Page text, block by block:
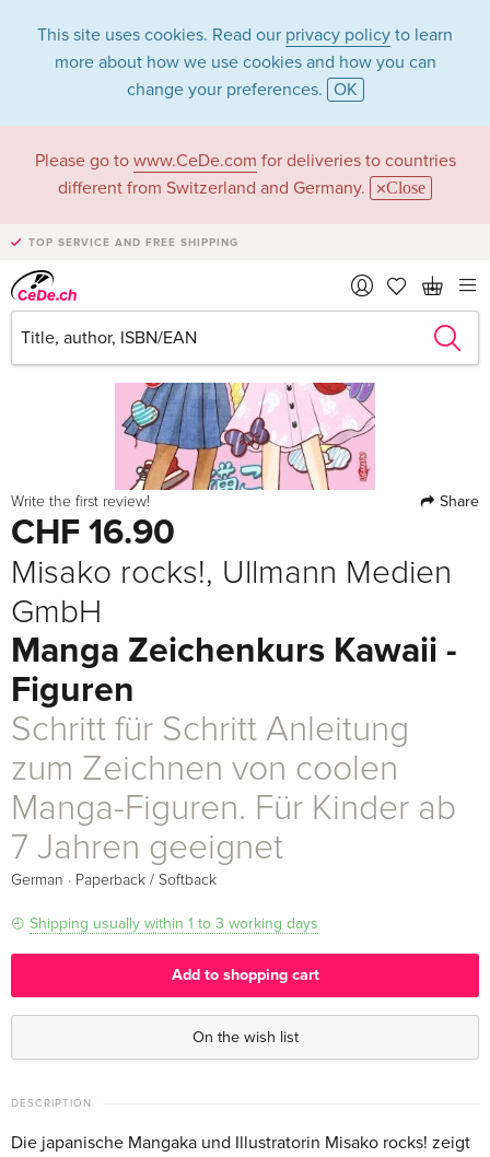
This site uses cookies. Read our privacy policy to learn
more about how we use cookies and how you can
change your preferences. OK
Please go to www.CeDe.com for deliveries to countries
different from Switzerland and Germany.
Close
TOP SERVICE AND FREE SHIPPING
Write the first review! Share
CHF 16.90
Misako rocks!, Ullmann Medien
GmbH
Manga Zeichenkurs Kawaii -
Figuren
Schritt für Schritt Anleitung
zum Zeichnen von coolen
Manga-Figuren. Für Kinder ab
7 Jahren geeignet
German · Paperback / Softback
Shipping usually within 1 to 3 working days
Add to shopping cart
On the wish list
DESCRIPTION
Die japanische Mangaka und Illustratorin Misako rocks! zeigt